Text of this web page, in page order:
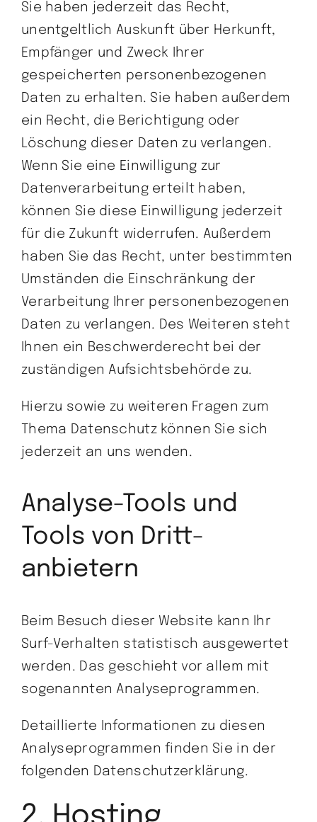
Sie haben jederzeit das Recht,
unentgeltlich Auskunft über Herkunft,
Empfänger und Zweck Ihrer
gespeicherten personenbezogenen
Daten zu erhalten. Sie haben außerdem
ein Recht, die Berichtigung oder
Löschung dieser Daten zu verlangen.
Wenn Sie eine Einwilligung zur
Datenverarbeitung erteilt haben,
können Sie diese Einwilligung jederzeit
für die Zukunft widerrufen. Außerdem
haben Sie das Recht, unter bestimmten
Umständen die Einschränkung der
Verarbeitung Ihrer personenbezogenen
Daten zu verlangen. Des Weiteren steht
Ihnen ein Beschwerderecht bei der
zuständigen Aufsichtsbehörde zu.
Hierzu sowie zu weiteren Fragen zum
Thema Datenschutz können Sie sich
jederzeit an uns wenden.
Analyse-Tools und
Tools von Dritt­
anbietern
Beim Besuch dieser Website kann Ihr
Surf-Verhalten statistisch ausgewertet
werden. Das geschieht vor allem mit
sogenannten Analyseprogrammen.
Detaillierte Informationen zu diesen
Analyseprogrammen finden Sie in der
folgenden Datenschutzerklärung.